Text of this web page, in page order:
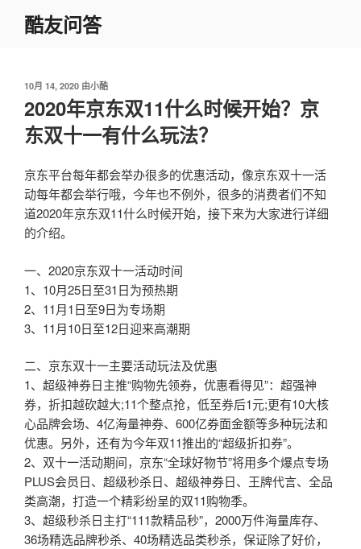
酷友问答
发
布
于
10月 14, 2020 由小酷
2020年京东双11什么时候开始？京
东双十一有什么玩法？
京东平台每年都会举办很多的优惠活动，像京东双十一活
动每年都会举行哦，今年也不例外，很多的消费者们不知
道2020年京东双11什么时候开始，接下来为大家进行详细
的介绍。
一、2020京东双十一活动时间
1、10月25日至31日为预热期
2、11月1日至9日为专场期
3、11月10日至12日迎来高潮期
二、京东双十一主要活动玩法及优惠
1、超级神券日主推“购物先领券，优惠看得见”：超强神
券，折扣越砍越大;11个整点抢，低至券后1元;更有10大核
心品牌会场、4亿海量神券、600亿券面金额等多种玩法和
优惠。另外，还有为今年双11推出的“超级折扣券”。
2、双十一活动期间，京东“全球好物节”将用多个爆点专场
PLUS会员日、超级秒杀日、超级神券日、王牌代言、全品
类高潮，打造一个精彩纷呈的双11购物季。
3、超级秒杀日主打“111款精品秒”，2000万件海量库存、
36场精选品牌秒杀、40场精选品类秒杀，保证除了好价，